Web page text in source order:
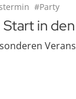
#Party
in